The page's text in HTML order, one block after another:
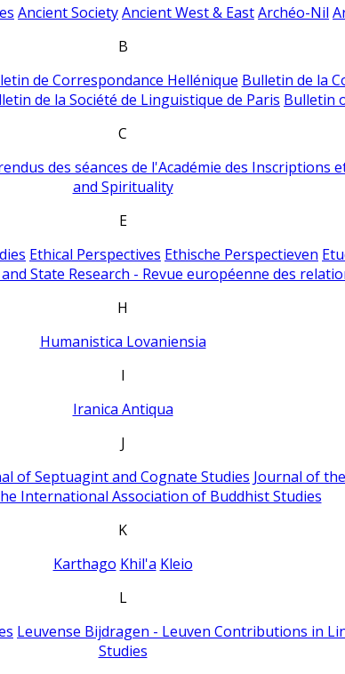
Ancient SocietyAncient West & EastArchéo-Nil
B
de Correspondance Hellénique Bulletin de la
de la Société de Linguistique de Paris Bulletin
C
des séances de l'Académie des Inscriptions
and Spirituality
E
Ethical Perspectives Ethische Perspectieven
State Research - Revue européenne des
H
Humanistica Lovaniensia
I
Iranica Antiqua
J
of Septuagint and Cognate Studies Journal of
International Association of Buddhist Studies
K
Karthago Khil'a Kleio
L
Leuvense Bijdragen - Leuven Contributions in
Studies